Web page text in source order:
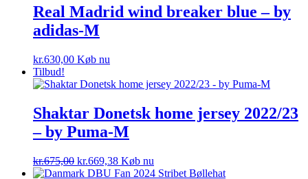
var:
kr.700,00.
er:
kr.622,13.
Real Madrid wind breaker blue – by
adidas-M
kr.630,00 Køb nu
Tilbud!
Shaktar Donetsk home jersey 2022/23
– by Puma-M
kr.675,00 Den
oprindelige
kr.669,38Den
aktuelle
Køb nu